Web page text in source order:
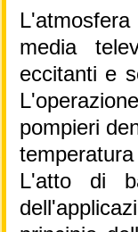
media
eccitanti e
pompieri
L'atto di